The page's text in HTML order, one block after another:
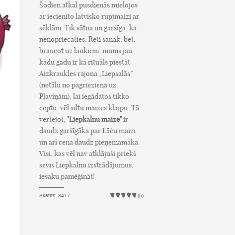
Šodien atkal pusdienās mielojos
ar iecienīto latvisko rupjmaizi ar
sēklām. Tik sātna un garšīga, ka
nenopriecāties. Reti sanāk, bet,
braucot uz laukiem, mums jau
kādu gadu ir kā rituāls piestāt
Aizkraukles rajona „Liepsalās”
(netālu no pagrieziena uz
Pļaviņām), lai iegādātos tikko
ceptu, vēl siltu maizes klaipu. Tā
vērtējot, "Liepkalnu maize"ir
daudz garšīgāka par Lāču maizi
un arī cena daudz pieņemamāka.
Visi, kas vēl nav atklājuši priekš
sevis Liepkalnu izstrādājumus,
iesaku pamēģināt!
Skatīts: 3417 (5)